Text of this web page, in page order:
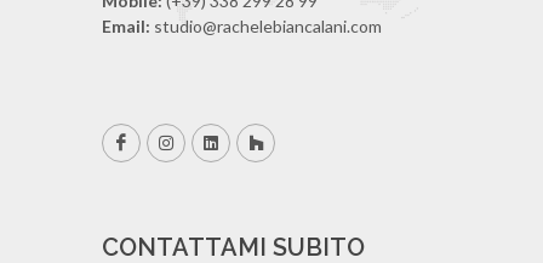
Email: studio@rachelebiancalani.com
CONTATTAMI SUBITO